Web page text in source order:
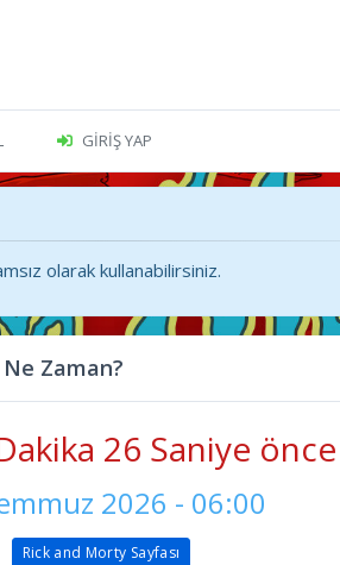
GIRIŞ YAP
olarak kullanabilirsiniz.
Zaman?
27 Saniye
2026 - 06:00
Rick and Morty Sayfası